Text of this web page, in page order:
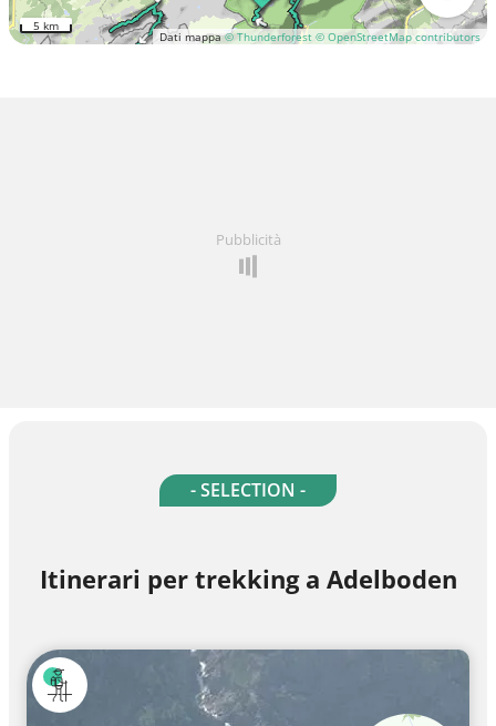
Dati mappa© Thunderforest © OpenStreetMap contributors
5 km
Pubblicità
- SELECTION -
Itinerari per trekking a Adelboden